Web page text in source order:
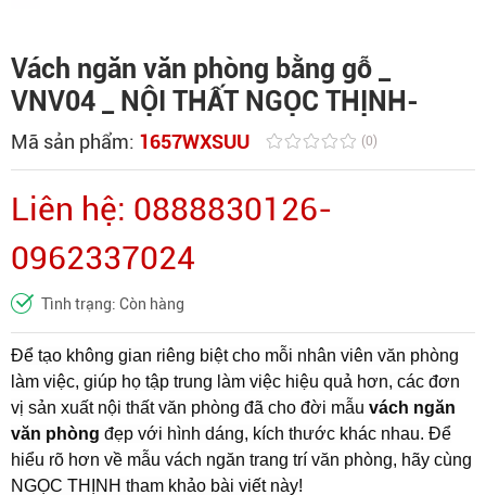
Vách ngăn văn phòng bằng gỗ _
VNV04 _ NỘI THẤT NGỌC THỊNH-
Mã sản phẩm: 1657WXSUU (0)
Liên hệ: 0888830126-
0962337024
Tình trạng: Còn hàng
Để tạo không gian riêng biệt cho mỗi nhân viên văn phòng
làm việc, giúp họ tập trung làm việc hiệu quả hơn, các đơn
vị sản xuất nội thất văn phòng đã cho đời mẫu vách ngăn
văn phòng đẹp với hình dáng, kích thước khác nhau. Để
hiểu rõ hơn về mẫu vách ngăn trang trí văn phòng, hãy cùng
NGỌC THỊNH tham khảo bài viết này!